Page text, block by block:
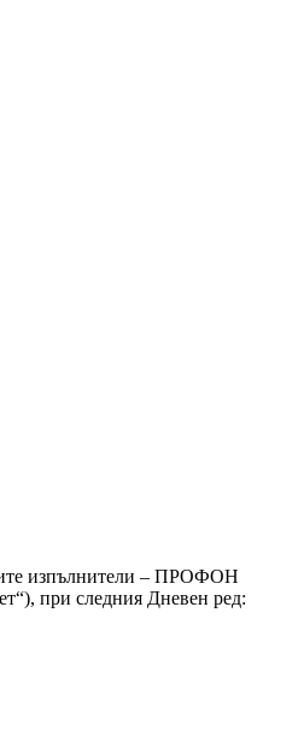
изпълнители – ПРОФОН
при следния Дневен ред: